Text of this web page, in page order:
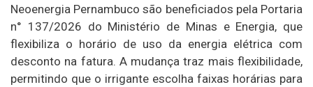
Neoenergia Pernambuco são beneficiados pela Portaria
n° 137/2026 do Ministério de Minas e Energia, que
flexibiliza o horário de uso da energia elétrica com
desconto na fatura. A mudança traz mais flexibilidade,
permitindo que o irrigante escolha faixas horárias para